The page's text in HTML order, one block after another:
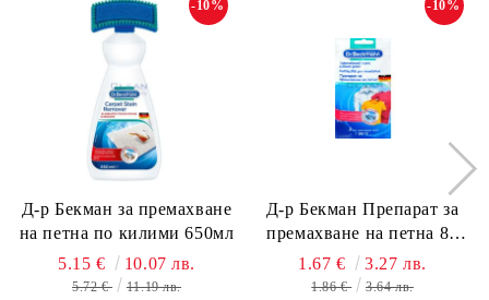
Д-р Бекман за премахване
на петна по килими 650мл
-10%
5.15 € 10.07 лв.
5.72 € 11.19 лв.
Д-р Бекман Препарат за
премахване на петна 80
гр. Пауч
-10%
1.67 € 3.27 лв.
1.86 € 3.64 лв.